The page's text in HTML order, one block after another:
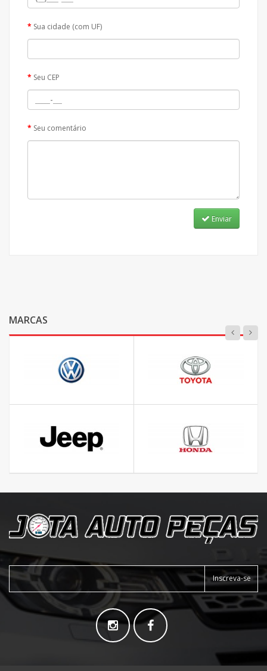
Sua cidade (com UF)
Seu CEP
Seu comentário
Enviar
MARCAS
Inscreva-se